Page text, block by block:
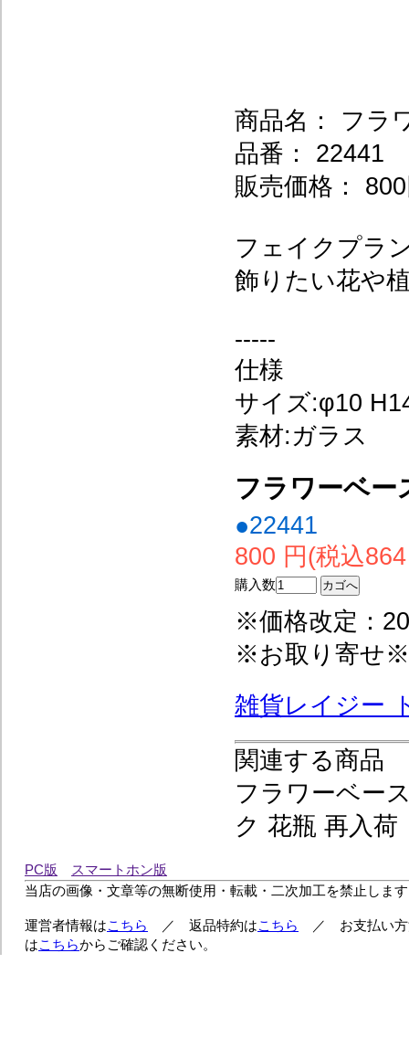
商品名： フラ
品番： 22441
販売価格：
フェイクプラ
飾りたい花や
-----
仕様
サイズ:φ10
素材:ガラス
フラワーベー
●22441
800 円(税込
購入数
※価格改定：
※お取り寄せ※
雑貨レイジー
関連する商品
フラワーベー
ク 花瓶 再入荷
PC版
スマートホン版
当店の画像・文章等の無断使用・転載・二次加工を禁止しま
運営者情報はこちら ／ 返品特約はこちら
／ お支払い方
はこちらからご確認ください。